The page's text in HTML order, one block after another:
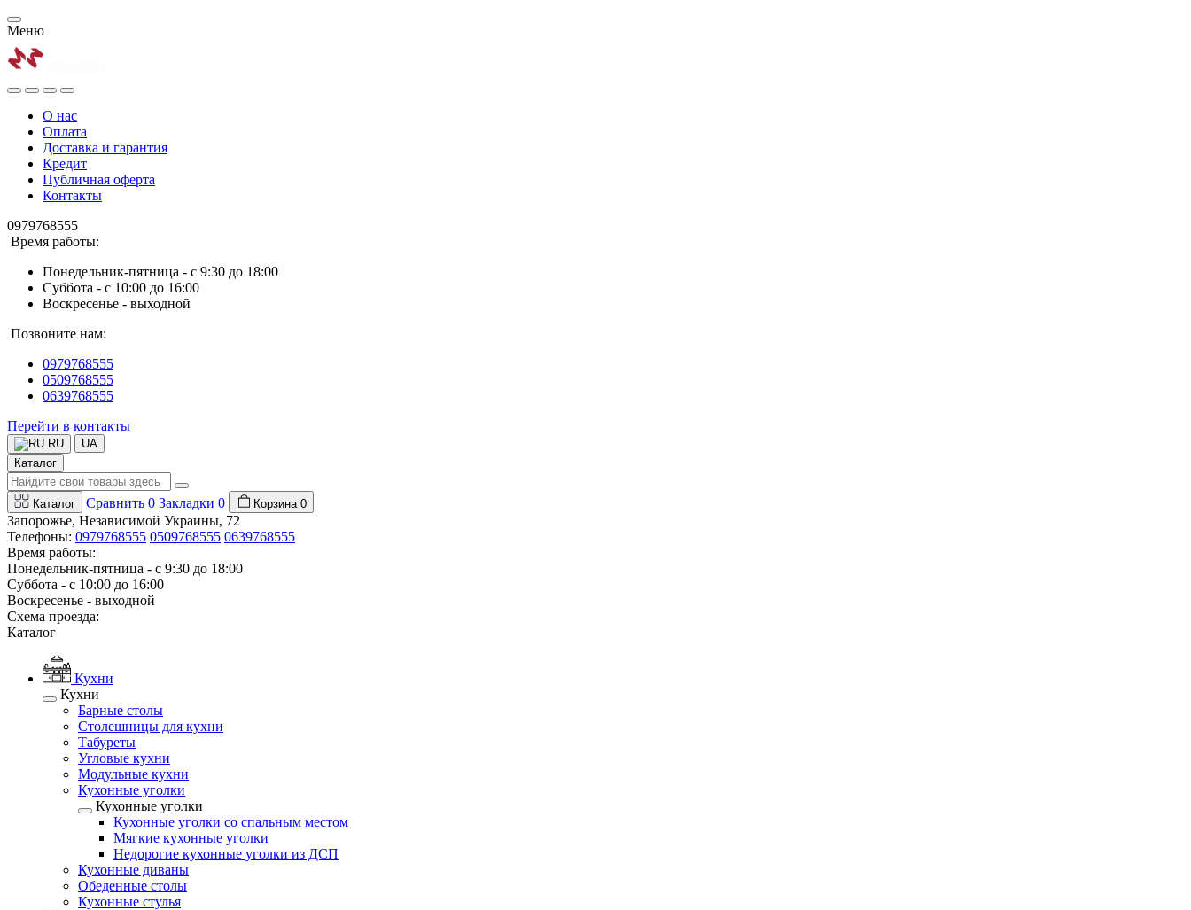
Меню
О нас
Оплата
Доставка и гарантия
Кредит
Публичная оферта
Контакты
0979768555
Время работы:
Понедельник-пятница - с 9:30 до 18:00
Суббота - с 10:00 до 16:00
Воскресенье - выходной
Позвоните нам:
0979768555
0509768555
0639768555
Перейти в контакты
RU
UA
Каталог
Каталог Сравнить 0 Закладки 0 Корзина 0
Запорожье, Независимой Украины, 72
Телефоны: 0979768555 0509768555 0639768555
Время работы:
Понедельник-пятница - с 9:30 до 18:00
Суббота - с 10:00 до 16:00
Воскресенье - выходной
Схема проезда:
Каталог
Кухни
Кухни
Барные столы
Столешницы для кухни
Табуреты
Угловые кухни
Модульные кухни
Кухонные уголки
Кухонные уголки
Кухонные уголки со спальным местом
Мягкие кухонные уголки
Недорогие кухонные уголки из ДСП
Кухонные диваны
Обеденные столы
Кухонные стулья